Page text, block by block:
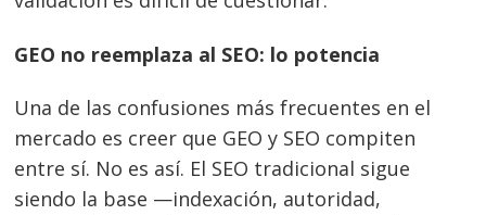
GEO no reemplaza al SEO: lo potencia
Una de las confusiones más frecuentes en el
mercado es creer que GEO y SEO compiten
entre sí. No es así. El SEO tradicional sigue
siendo la base —indexación, autoridad,